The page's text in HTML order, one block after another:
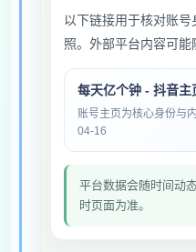
以下链接用于核对账
照。外部平台内容可能
每天亿个钟 - 抖音主
账号主页为核心身份与
04-16
平台数据会随时间动
时页面为准。